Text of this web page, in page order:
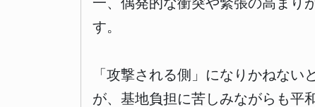
す。
「攻撃される側」になりかねな
が、基地負担に苦しみながらも平